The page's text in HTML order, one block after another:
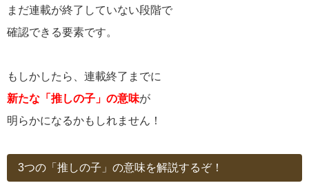
まだ連載が終了していない段階で
確認できる要素です。
もしかしたら、連載終了までに
新たな「推しの子」の意味が
明らかになるかもしれません！
3つの「推しの子」の意味を解説するぞ！